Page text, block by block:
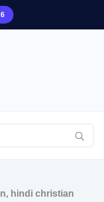
hindi christian